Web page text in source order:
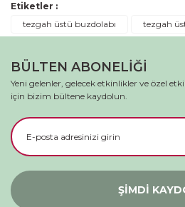
Etiketler :
tezgah üstü buzdolabı
tezgah
BÜLTEN ABONELİĞİ
Yeni gelenler, gelecek etkinlikler ve özel
için bizim bültene kaydolun.
ŞİMDİ